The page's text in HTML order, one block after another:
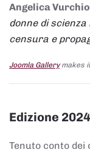
Angelica Vurchio
donne di
censura e
Joomla Gallerymakes
Edizione 2024
Tenuto conto